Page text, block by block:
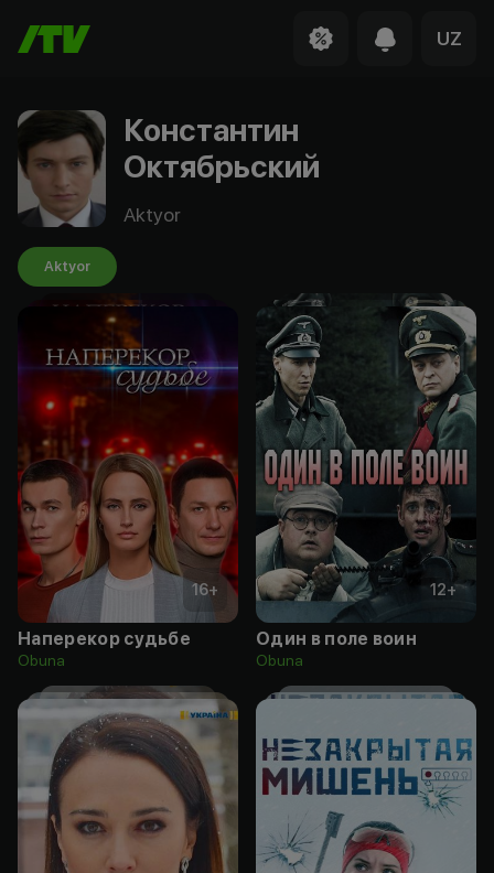
UZ
Константин
Октябрьский
Aktyor
Aktyor
16+
Наперекор судьбе
Obuna
12+
Один в поле воин
Obuna